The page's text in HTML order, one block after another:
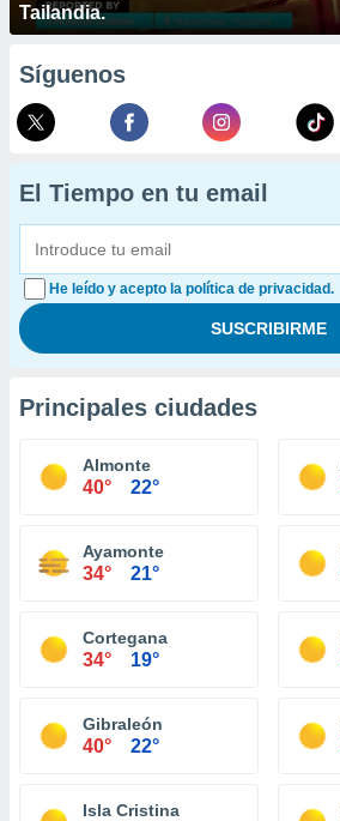
Tailandia.
Síguenos
El Tiempo en tu email
He leído y acepto la política de privacidad.
Principales ciudades
Almonte
40° 22°
Ayamonte
34° 21°
Cortegana
34° 19°
Gibraleón
40° 22°
Isla Cristina